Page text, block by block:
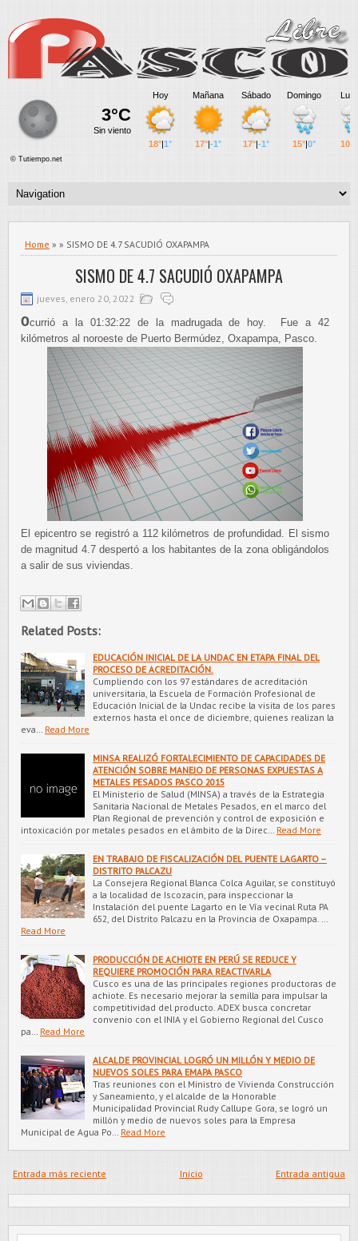
Home » » SISMO DE 4.7 SACUDIÓ OXAPAMPA
SISMO DE 4.7 SACUDIÓ OXAPAMPA
jueves, enero 20, 2022
Ocurrió a la 01:32:22 de la madrugada de hoy. Fue a 42
kilómetros al noroeste de Puerto Bermúdez, Oxapampa, Pasco.
El epicentro se registró a 112 kilómetros de profundidad. El sismo
de magnitud 4.7 despertó a los habitantes de la zona obligándolos
a salir de sus viviendas.
Related Posts:
EDUCACIÓN INICIAL DE LA UNDAC EN ETAPA FINAL DEL
PROCESO DE ACREDITACIÓN.
Cumpliendo con los 97 estándares de acreditación
universitaria, la Escuela de Formación Profesional de
Educación Inicial de la Undac recibe la visita de los pares
externos hasta el once de diciembre, quienes realizan la
eva…
Read More
MINSA REALIZÓ FORTALECIMIENTO DE CAPACIDADES DE
ATENCIÓN SOBRE MANEJO DE PERSONAS EXPUESTAS A
METALES PESADOS PASCO 2015
El Ministerio de Salud (MINSA) a través de la Estrategia
Sanitaria Nacional de Metales Pesados, en el marco del
Plan Regional de prevención y control de exposición e
intoxicación por metales pesados en el ámbito de la Direc…
Read More
EN TRABAJO DE FISCALIZACIÓN DEL PUENTE LAGARTO –
DISTRITO PALCAZU
La Consejera Regional Blanca Colca Aguilar, se constituyó
a la localidad de Iscozacin, para inspeccionar la
Instalación del puente Lagarto en le Vía vecinal Ruta PA
652, del Distrito Palcazu en la Provincia de Oxapampa. …
Read More
PRODUCCIÓN DE ACHIOTE EN PERÚ SE REDUCE Y
REQUIERE PROMOCIÓN PARA REACTIVARLA
Cusco es una de las principales regiones productoras de
achiote. Es necesario mejorar la semilla para impulsar la
competitividad del producto. ADEX busca concretar
convenio con el INIA y el Gobierno Regional del Cusco
pa…
Read More
ALCALDE PROVINCIAL LOGRÓ UN MILLÓN Y MEDIO DE
NUEVOS SOLES PARA EMAPA PASCO
Tras reuniones con el Ministro de Vivienda Construcción
y Saneamiento, y el alcalde de la Honorable
Municipalidad Provincial Rudy Callupe Gora, se logró un
millón y medio de nuevos soles para la Empresa
Municipal de Agua Po…
Read More
Entrada más reciente Entrada antigua
Inicio